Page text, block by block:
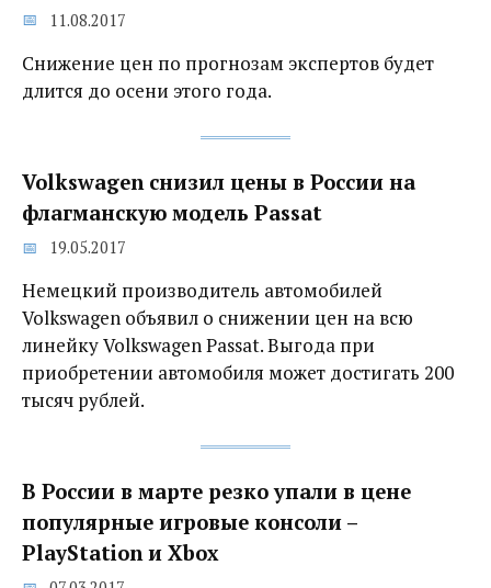
11.08.2017
Снижение цен по прогнозам экспертов будет
длится до осени этого года.
Volkswagen снизил цены в России на
флагманскую модель Passat
19.05.2017
Немецкий производитель автомобилей
Volkswagen объявил о снижении цен на всю
линейку Volkswagen Passat. Выгода при
приобретении автомобиля может достигать 200
тысяч рублей.
В России в марте резко упали в цене
популярные игровые консоли –
PlayStation и Xbox